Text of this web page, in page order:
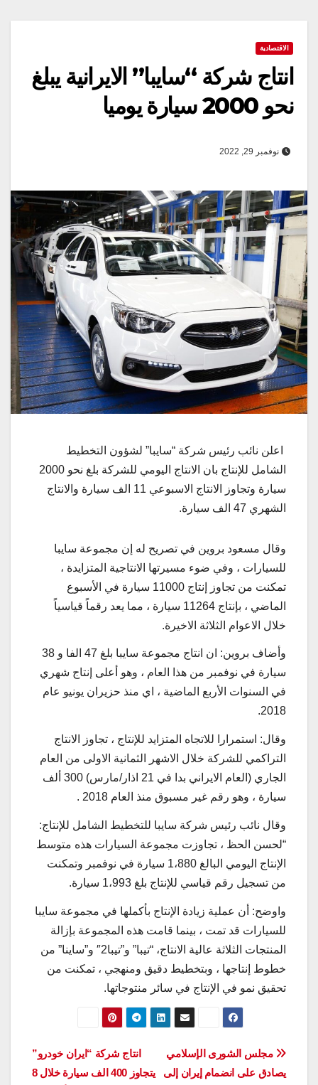
الاقتصادية
انتاج شركة “سايبا” الايرانية يبلغ
نحو 2000 سيارة يوميا
نوفمبر 29, 2022
اعلن نائب رئيس شركة “سايبا” لشؤون التخطيط
الشامل للإنتاج بان الانتاج اليومي للشركة بلغ نحو 2000
سيارة وتجاوز الانتاج الاسبوعي 11 الف سيارة والانتاج
الشهري 47 الف سيارة.
وقال مسعود بروين في تصريح له إن مجموعة سايبا
للسيارات ، وفي ضوء مسيرتها الانتاجية المتزايدة ،
تمكنت من تجاوز إنتاج 11000 سيارة في الأسبوع
الماضي ، بإنتاج 11264 سيارة ، مما يعد رقماً قياسياً
خلال الاعوام الثلاثة الاخيرة.
وأضاف بروين: ان انتاج مجموعة سايبا بلغ 47 الفا و 38
سيارة في نوفمبر من هذا العام ، وهو أعلى إنتاج شهري
في السنوات الأربع الماضية ، اي منذ حزيران يونيو عام
2018.
وقال: استمرارا للاتجاه المتزايد للإنتاج ، تجاوز الانتاج
التراكمي للشركة خلال الاشهر الثمانية الاولى من العام
الجاري (العام الايراني بدا في 21 اذار/مارس) 300 ألف
سيارة ، وهو رقم غير مسبوق منذ العام 2018 .
وقال نائب رئيس شركة سايبا للتخطيط الشامل للإنتاج:
“لحسن الحظ ، تجاوزت مجموعة السيارات هذه متوسط ​​
الإنتاج اليومي البالغ 1،880 سيارة في نوفمبر وتمكنت
من تسجيل رقم قياسي للإنتاج بلغ 1،993 سيارة.
واوضح: أن عملية زيادة الإنتاج بأكملها في مجموعة سايبا
للسيارات قد تمت ، بينما قامت هذه المجموعة بإزالة
المنتجات الثلاثة عالية الانتاج، “تيبا” و”تيبا2″ و”ساينا” من
خطوط إنتاجها ، وبتخطيط دقيق ومنهجي ، تمكنت من
تحقيق نمو في الإنتاج في سائر منتوجاتها.
تصفّح
انتاج شركة “ايران خودرو”
يتجاوز 400 الف سيارة خلال 8
مجلس الشورى الإسلامي
يصادق على انضمام إيران إلى